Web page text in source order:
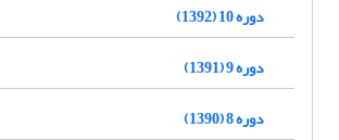
دوره 10 (1392)
دوره 9 (1391)
دوره 8 (1390)